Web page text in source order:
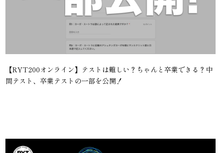
【RYT200オンライン】テストは難しい？ちゃんと卒業できる？中
間テスト、卒業テストの一部を公開！